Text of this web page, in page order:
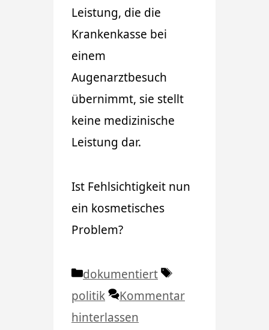
Leistung, die die
Krankenkasse bei
einem
Augenarztbesuch
übernimmt, sie stellt
keine medizinische
Leistung dar.
Ist Fehlsichtigkeit nun
ein kosmetisches
Problem?
Kategorien
dokumentiert
Schlagwörter
politik
Kommentar
hinterlassen